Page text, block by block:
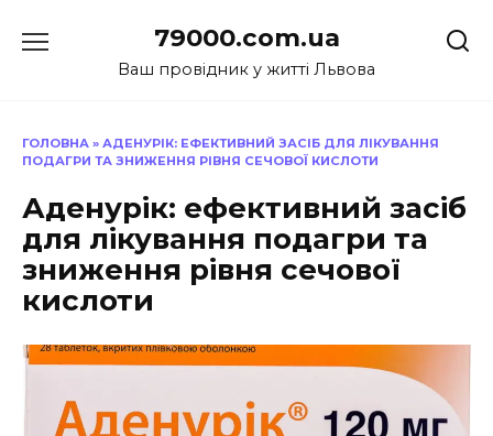
до
79000.com.ua
Ваш провідник у житті Львова
ГОЛОВНА » АДЕНУРІК: ЕФЕКТИВНИЙ ЗАСІБ ДЛЯ ЛІКУВАННЯ
ПОДАГРИ ТА ЗНИЖЕННЯ РІВНЯ СЕЧОВОЇ КИСЛОТИ
Аденурік: ефективний засіб
для лікування подагри та
зниження рівня сечової
кислоти